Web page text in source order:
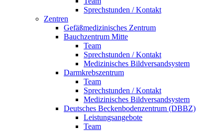
Sprechstunden / Kontakt
Zentren
Gefäßmedizinisches Zentrum
Bauchzentrum Mitte
Team
Sprechstunden / Kontakt
Medizinisches Bildversandsystem
Darmkrebszentrum
Team
Sprechstunden / Kontakt
Medizinisches Bildversandsystem
Deutsches Beckenbodenzentrum (DBBZ)
Leistungsangebote
Team